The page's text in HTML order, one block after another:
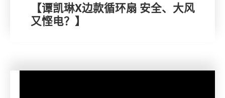
【谭凯琳X边款循环扇 安全、大风
又悭电？】